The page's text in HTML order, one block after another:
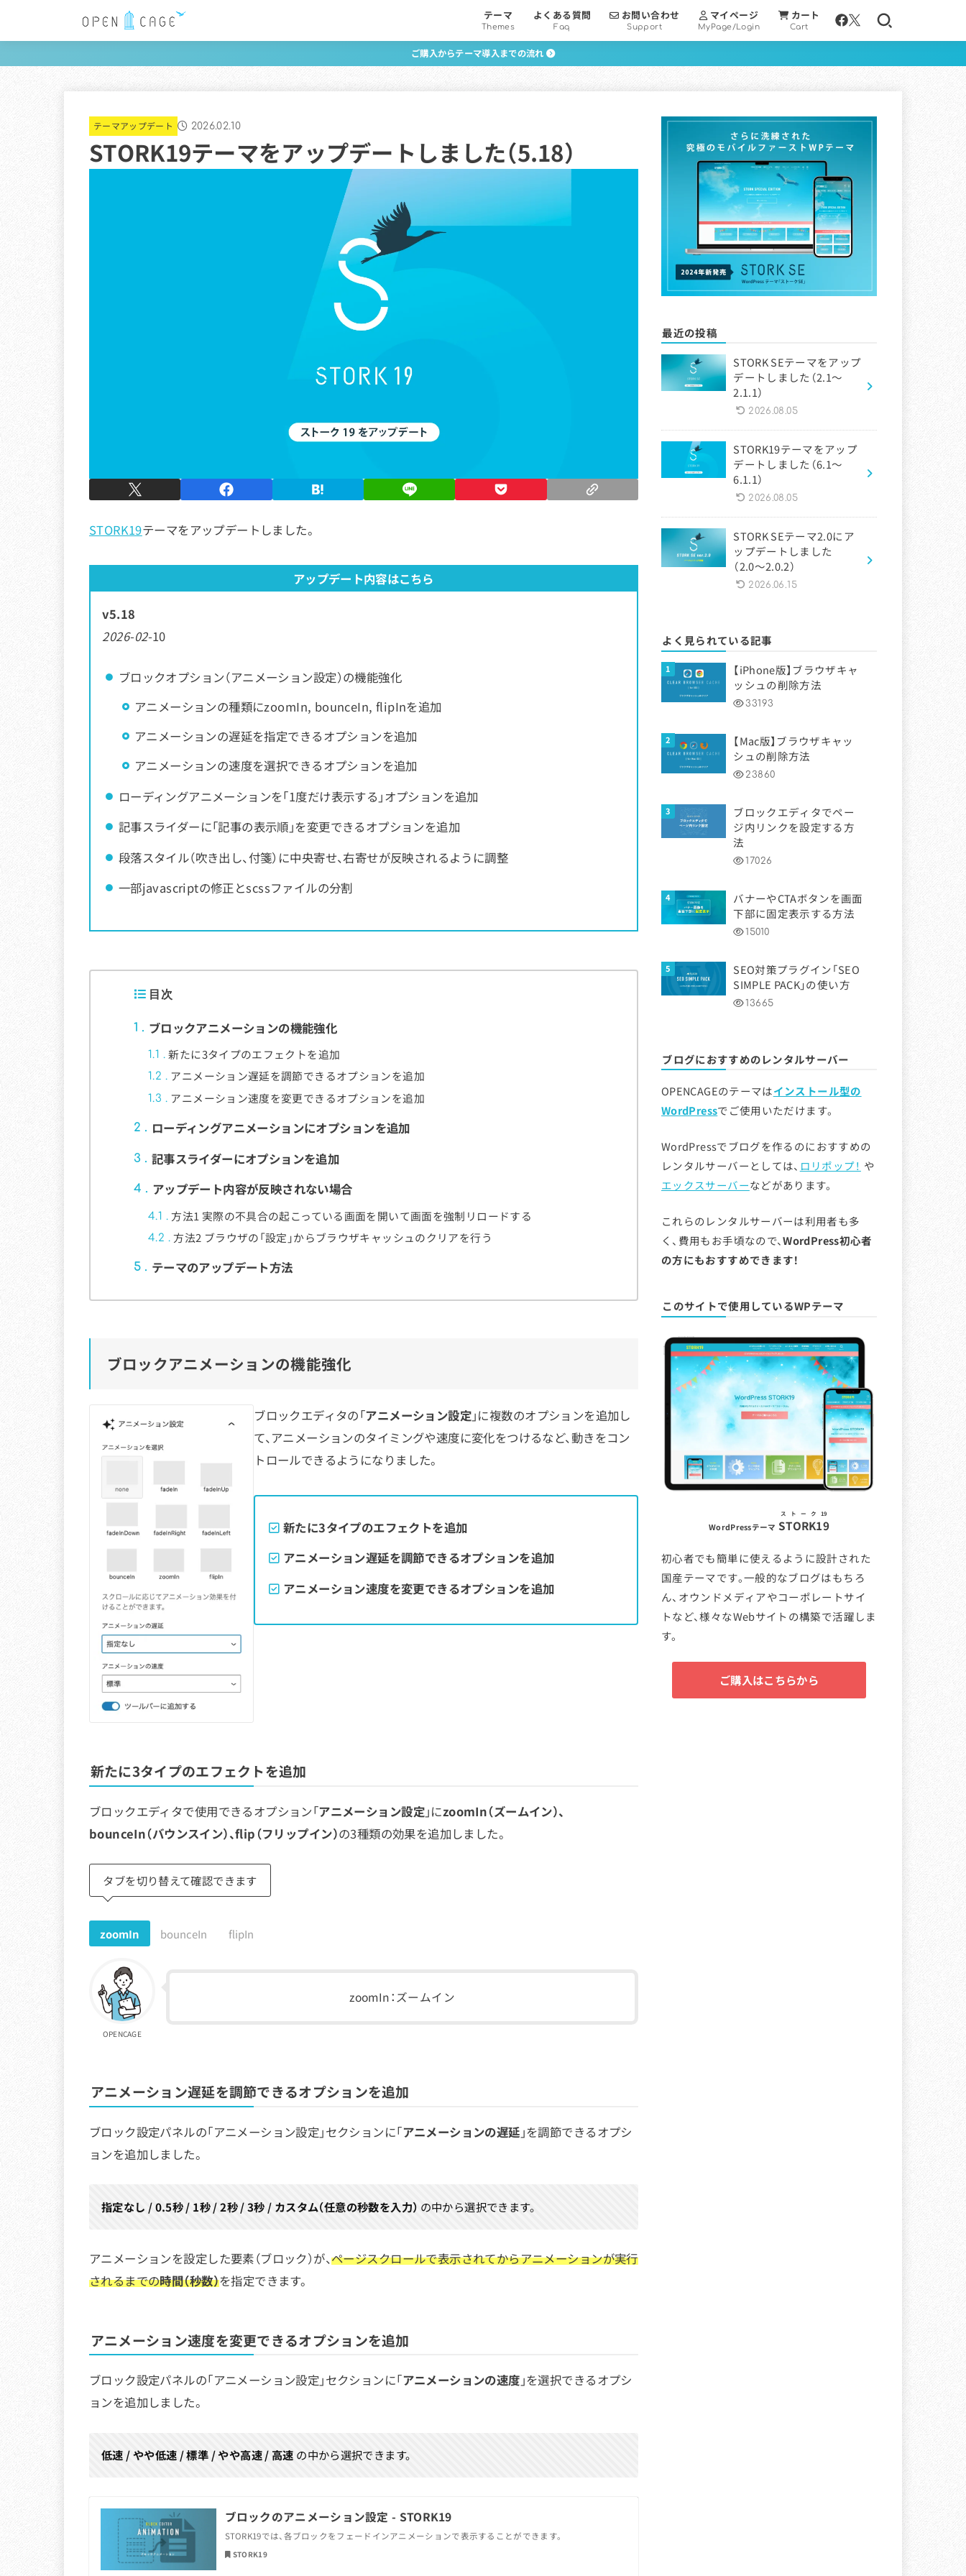
テーマ
Themes
よくある質問
Faq
お問い合わせ
Support
マイページ
MyPage/Login
カート
Cart
ご購入からテーマ導入までの流れ
テーマアップデート 2026.02.10
STORK19テーマをアップデートしました（5.18）
STORK19テーマをアップデートしました。
アップデート内容はこちら
v5.18
2026-02-10
ブロックオプション（アニメーション設定）の機能強化
アニメーションの種類にzoomIn, bounceIn, flipInを追加
アニメーションの遅延を指定できるオプションを追加
アニメーションの速度を選択できるオプションを追加
ローディングアニメーションを「1度だけ表示する」オプションを追加
記事スライダーに「記事の表示順」を変更できるオプションを追加
段落スタイル（吹き出し、付箋）に中央寄せ、右寄せが反映されるように調整
一部javascriptの修正とscssファイルの分割
目次
1 ブロックアニメーションの機能強化
1.1 新たに3タイプのエフェクトを追加
1.2 アニメーション遅延を調節できるオプションを追加
1.3 アニメーション速度を変更できるオプションを追加
2 ローディングアニメーションにオプションを追加
3 記事スライダーにオプションを追加
4 アップデート内容が反映されない場合
4.1 方法1 実際の不具合の起こっている画面を開いて画面を強制リロードする
4.2 方法2 ブラウザの「設定」からブラウザキャッシュのクリアを行う
5 テーマのアップデート方法
ブロックアニメーションの機能強化
ブロックエディタの「アニメーション設定」に複数のオプションを追加し
て、アニメーションのタイミングや速度に変化をつけるなど、動きをコン
トロールできるようになりました。
新たに3タイプのエフェクトを追加
アニメーション遅延を調節できるオプションを追加
アニメーション速度を変更できるオプションを追加
新たに3タイプのエフェクトを追加
ブロックエディタで使用できるオプション「アニメーション設定」にzoomIn（ズームイン）、
bounceIn（バウンスイン）、flip（フリップイン）の3種類の効果を追加しました。
タブを切り替えて確認できます
zoomIn bounceIn flipIn
OPENCAGE
zoomIn：ズームイン
アニメーション遅延を調節できるオプションを追加
ブロック設定パネルの「アニメーション設定」セクションに「アニメーションの遅延 」を調節できるオプシ
ョンを追加しました。
指定なし / 0.5秒 / 1秒 / 2秒 / 3秒 / カスタム（任意の秒数を入力） の中から選択できます。
アニメーションを設定した要素（ブロック）が、ページスクロールで表示されてからアニメーションが実行
されるまでの時間（秒数）を指定できます。
アニメーション速度を変更できるオプションを追加
ブロック設定パネルの「アニメーション設定」セクションに「アニメーションの速度 」を選択できるオプシ
ョンを追加しました。
低速 / やや低速 / 標準 / やや高速 / 高速 の中から選択できます。
ブロックのアニメーション設定 - STORK19
STORK19では、各ブロックをフェードインアニメーションで表示することができます。
STORK19
最近の投稿
STORK SEテーマをアップ
デートしました（2.1〜
2.1.1）
2026.08.05
STORK19テーマをアップ
デートしました（6.1〜
6.1.1）
2026.08.05
STORK SEテーマ2.0にア
ップデートしました
（2.0〜2.0.2）
2026.06.15
よく見られている記事
【iPhone版】ブラウザキャ
ッシュの削除方法
33193
【Mac版】ブラウザキャッ
シュの削除方法
23860
ブロックエディタでペー
ジ内リンクを設定する方
法
17026
バナーやCTAボタンを画面
下部に固定表示する方法
15010
SEO対策プラグイン「SEO
SIMPLE PACK」の使い方
13665
ブログにおすすめのレンタルサーバー
OPENCAGEのテーマはインストール型の
WordPressでご使用いただけます。
WordPressでブログを作るのにおすすめの
レンタルサーバーとしては、 ロリポップ！ や
エックスサーバーなどがあります。
これらのレンタルサーバーは利用者も多
く、費用もお手頃なので、WordPress初心者
の方にもおすすめできます！
このサイトで使用しているWPテーマ
WordPressテーマ STORK19
ストーク19
初心者でも簡単に使えるように設計された
国産テーマです。一般的なブログはもちろ
ん、オウンドメディアやコーポレートサイ
トなど、様々なWebサイトの構築で活躍しま
す。
ご購入はこちらから